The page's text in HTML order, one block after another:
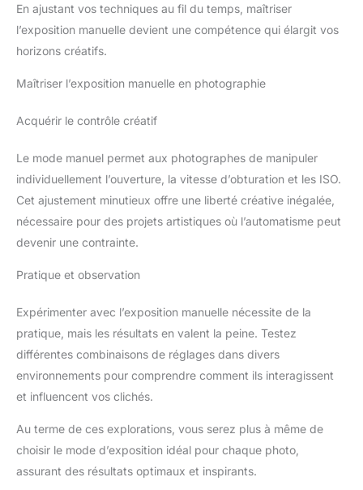
En ajustant vos techniques au fil du temps, maîtriser
l’exposition manuelle devient une compétence qui élargit vos
horizons créatifs.
Maîtriser l’exposition manuelle en photographie
Acquérir le contrôle créatif
Le mode manuel permet aux photographes de manipuler
individuellement l’ouverture, la vitesse d’obturation et les ISO.
Cet ajustement minutieux offre une liberté créative inégalée,
nécessaire pour des projets artistiques où l’automatisme peut
devenir une contrainte.
Pratique et observation
Expérimenter avec l’exposition manuelle nécessite de la
pratique, mais les résultats en valent la peine. Testez
différentes combinaisons de réglages dans divers
environnements pour comprendre comment ils interagissent
et influencent vos clichés.
Au terme de ces explorations, vous serez plus à même de
choisir le mode d’exposition idéal pour chaque photo,
assurant des résultats optimaux et inspirants.